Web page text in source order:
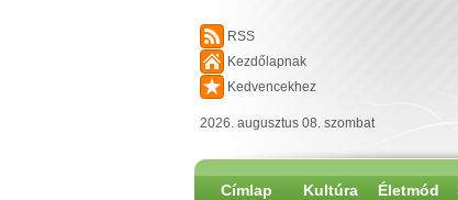
RSS
Kezdőlapnak
Kedvencekhez
2026. augusztus 08. szombat
Címlap Kultúra Életmód